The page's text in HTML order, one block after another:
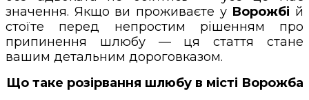
значення. Якщо ви проживаєте у Ворожбі й
стоїте перед непростим рішенням про
припинення шлюбу — ця стаття стане
вашим детальним дороговказом.
Що таке розірвання шлюбу в місті Ворожба